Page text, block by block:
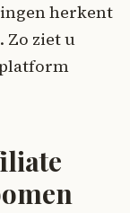
herkent
Zo ziet u